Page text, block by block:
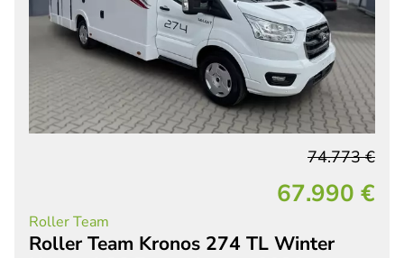
Roller Team
Roller Team Kronos 274 TL Winter
67.990 €
74.773 €